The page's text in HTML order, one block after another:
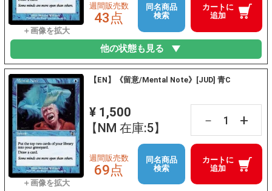
カートに
追加
週間販売数
43点
同名商品
検索
他の状態も見る
【EN】《留意/Mental Note》[JUD] 青C
¥ 1,500
【NM 在庫:5】
－ +
カートに
追加
週間販売数
69点
同名商品
検索